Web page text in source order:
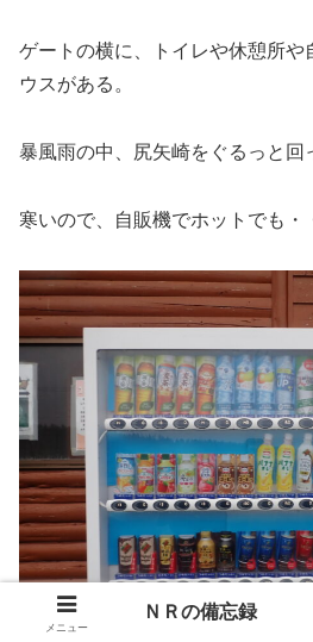
ゲートの横に、トイレや休憩所や
ウスがある。
暴風雨の中、尻矢崎をぐるっと回
寒いので、自販機でホットでも・
メニュー
ＮＲの備忘録